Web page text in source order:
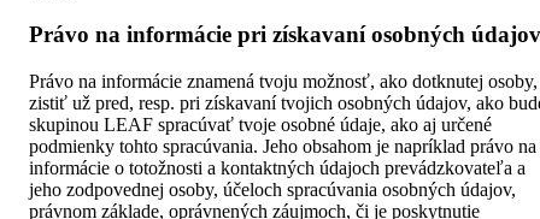
Právo na informácie pri získavaní osobných údajov
Právo na informácie znamená tvoju možnosť, ako dotknutej osoby,
zistiť už pred, resp. pri získavaní tvojich osobných údajov, ako
skupinou LEAF spracúvať tvoje osobné údaje, ako aj určené
podmienky tohto spracúvania. Jeho obsahom je napríklad právo na
informácie o totožnosti a kontaktných údajoch prevádzkovateľa a
jeho zodpovednej osoby, účeloch spracúvania osobných údajov,
právnom základe, oprávnených záujmoch, či je poskytnutie